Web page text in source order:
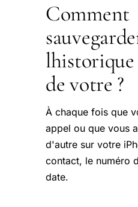
Comment
lhistorique
de votre ?
À chaque fois que
appel ou que vous
d'autre sur votre
contact, le numéro
date.